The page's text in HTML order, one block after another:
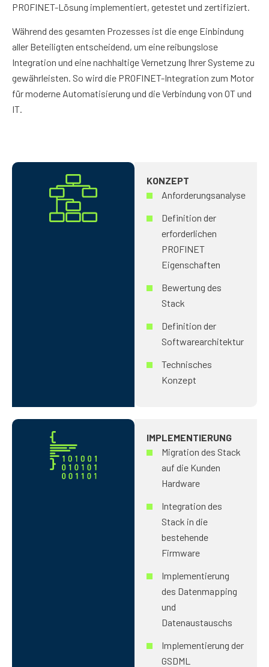
PROFINET-Lösung implementiert, getestet und zertifiziert.
Während des gesamten Prozesses ist die enge Einbindung
aller Beteiligten entscheidend, um eine reibungslose
Integration und eine nachhaltige Vernetzung Ihrer Systeme zu
gewährleisten. So wird die PROFINET-Integration zum Motor
für moderne Automatisierung und die Verbindung von OT und
IT.
KONZEPT
Anforderungsanalyse
Definition der
erforderlichen
PROFINET
Eigenschaften
Bewertung des
Stack
Definition der
Softwarearchitektur
Technisches
Konzept
IMPLEMENTIERUNG
Migration des Stack
auf die Kunden
Hardware
Integration des
Stack in die
bestehende
Firmware
Implementierung
des Datenmapping
und
Datenaustauschs
Implementierung der
GSDML